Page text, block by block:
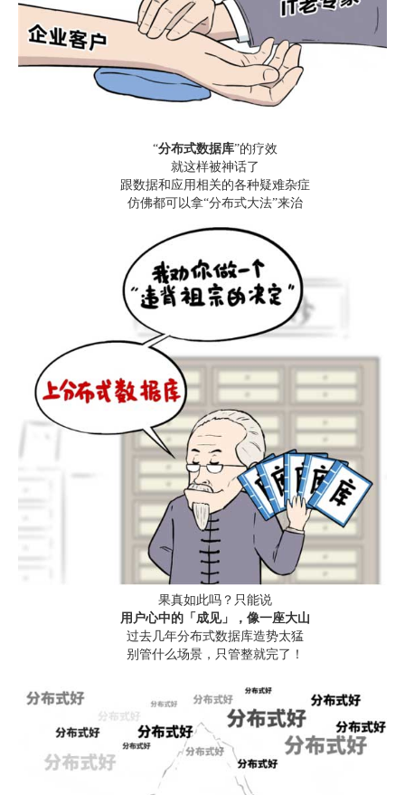
“分布式数据库”的疗效
就这样被神话了
跟数据和应用相关的各种疑难杂症
仿佛都可以拿“分布式大法”来治
果真如此吗？只能说
用户心中的「成见」，像一座大山
过去几年分布式数据库造势太猛
别管什么场景，只管整就完了！